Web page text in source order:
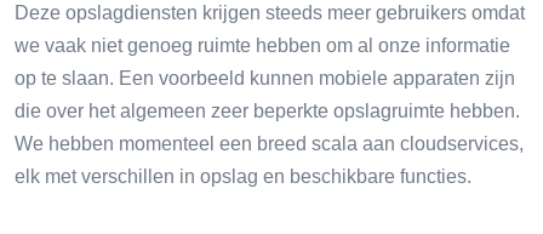
Deze opslagdiensten krijgen steeds meer gebruikers omdat
we vaak niet genoeg ruimte hebben om al onze informatie
op te slaan. Een voorbeeld kunnen mobiele apparaten zijn
die over het algemeen zeer beperkte opslagruimte hebben.
We hebben momenteel een breed scala aan cloudservices,
elk met verschillen in opslag en beschikbare functies.